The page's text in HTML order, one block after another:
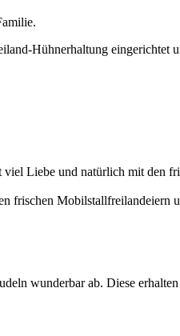
Hühnerhaltung eingerichtet
Liebe und natürlich mit den
Mobilstallfreilandeiern
wunderbar ab. Diese